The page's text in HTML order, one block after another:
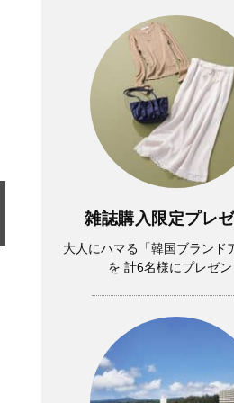
雑誌購入限定プレ
大人にハマる「韓国ブランド
を 計6名様にプレゼン